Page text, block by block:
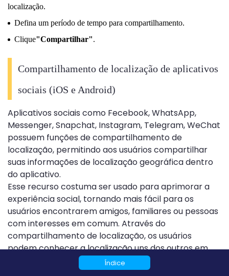
localização.
Defina um período de tempo para compartilhamento.
Clique"Compartilhar".
Compartilhamento de localização de aplicativos
sociais (iOS e Android)
Aplicativos sociais como Fecebook, WhatsApp,
Messenger, Snapchat, Instagram, Telegram, WeChat
possuem funções de compartilhamento de
localização, permitindo aos usuários compartilhar
suas informações de localização geográfica dentro
do aplicativo.
Esse recurso costuma ser usado para aprimorar a
experiência social, tornando mais fácil para os
usuários encontrarem amigos, familiares ou pessoas
com interesses em comum. Através do
compartilhamento de localização, os usuários
podem conhecer a localização uns dos outros em
tempo real e realizar facilmente comunicações cara
a cara ou organizar eventos quando necessário.
Índice